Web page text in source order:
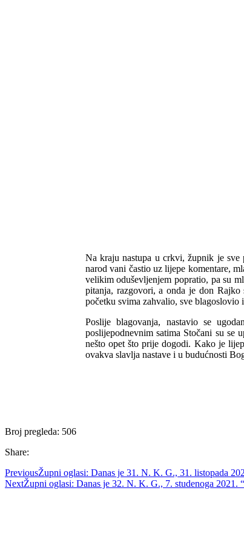
Na kraju nastupa u crkvi, župnik je sve
narod vani častio uz lijepe komentare,
velikim oduševljenjem popratio, pa su
pitanja, razgovori, a onda je don
početku svima zahvalio, sve
Poslije blagovanja, nastavio se
poslijepodnevnim satima Stočani su
nešto opet što prije dogodi. Kako je
ovakva slavlja nastave i u budućnosti
Broj pregleda: 506
Share:
PreviousŽupni oglasi: Danas je 31. N. K. G., 31. listopada
NextŽupni oglasi: Danas je 32. N. K. G., 7. studenoga 2021.